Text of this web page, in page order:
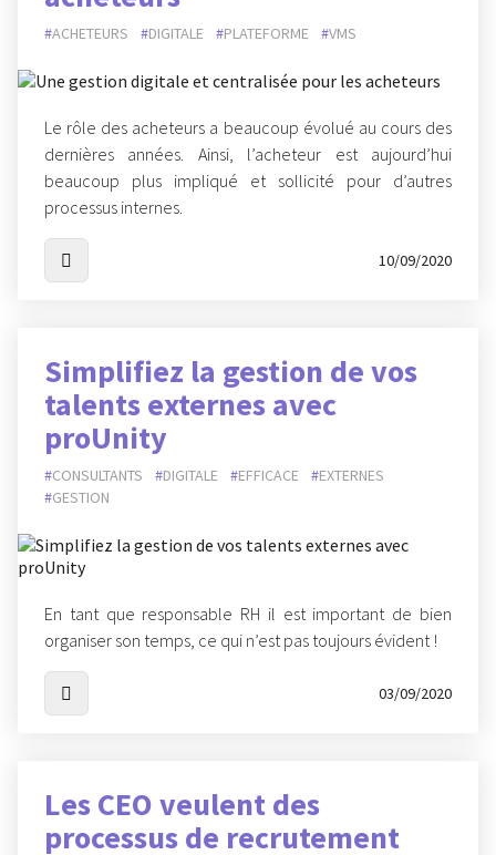
ACHETEURS DIGITALE PLATEFORME VMS
Le rôle des acheteurs a beaucoup évolué au cours des
dernières années. Ainsi, l’acheteur est aujourd’hui
beaucoup plus impliqué et sollicité pour d’autres
processus internes.
10/09/2020
Simplifiez la gestion de vos
talents externes avec
proUnity
CONSULTANTS DIGITALE EFFICACE
EXTERNES
GESTION
En tant que responsable RH il est important de bien
organiser son temps, ce qui n’est pas toujours évident !
03/09/2020
Les CEO veulent des
processus de recrutement